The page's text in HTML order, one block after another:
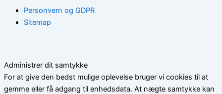
Personvern og GDPR
Sitemap
Administrer dit samtykke
For at give den bedst mulige oplevelse bruger vi cookies til at
gemme eller få adgang til enhedsdata. At nægte samtykke kan